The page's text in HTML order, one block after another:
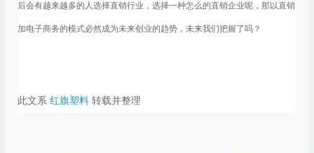
后会有越来越多的人选择直销行业，选择一种怎么的直销企业呢，那以直销
加电子商务的模式必然成为未来创业的趋势，未来我们把握了吗？
此文系 红旗塑料 转载并整理